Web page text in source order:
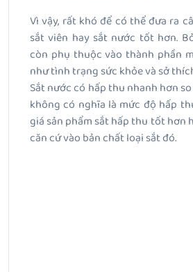
Vì vậy, rất khó để có thể đưa ra
sắt viên hay sắt nước tốt hơn.
còn phụ thuộc vào thành phần
như tình trạng sức khỏe và sở
Sắt nước có hấp thu nhanh hơn
không có nghĩa là mức độ hấp
giá sản phẩm sắt hấp thu tốt hơn
căn cứ vào bản chất loại sắt đó.